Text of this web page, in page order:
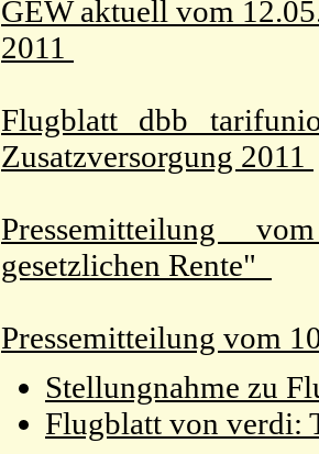
GEW aktuell vom
2011
Flugblatt dbb
Zusatzversorgung 2011
Pressemitteilung
gesetzlichen Rente"
Pressemitteilung vom
Stellungnahme zu
Flugblatt von verdi: